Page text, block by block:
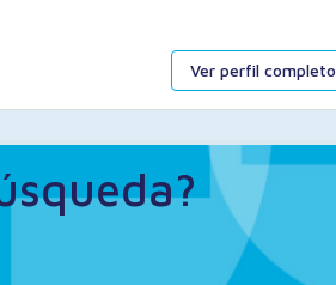
Ver perfil completo